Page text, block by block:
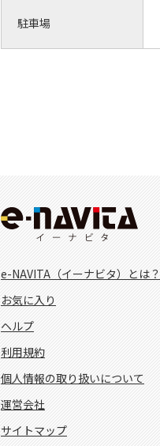
駐車場
e-NAVITA（イーナビタ）とは？
お気に入り
ヘルプ
利用規約
個人情報の取り扱いについて
運営会社
サイトマップ